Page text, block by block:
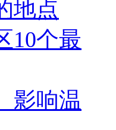
地点
10个最
影响温